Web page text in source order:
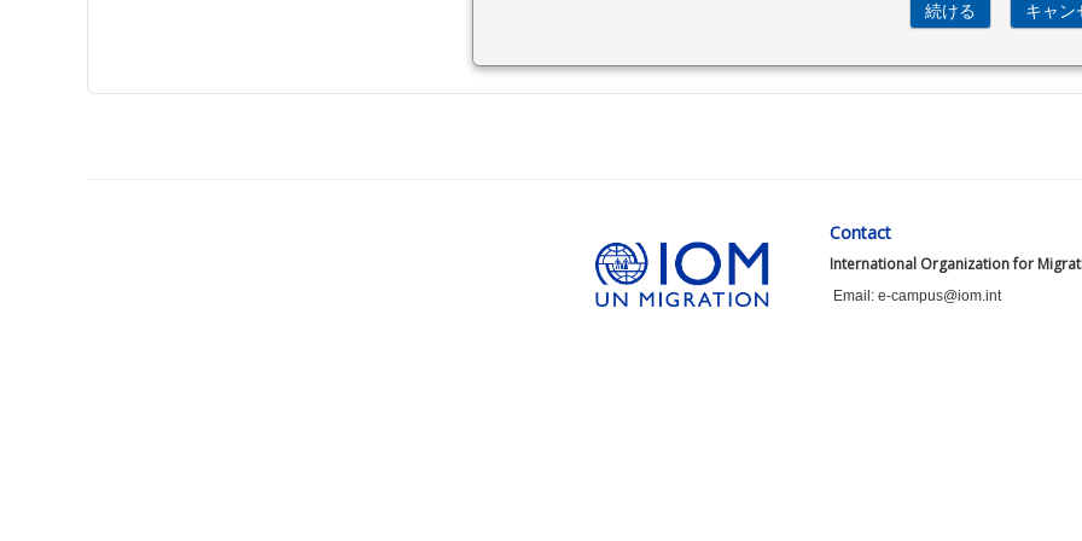
Contact
International Organization for
Email: e-campus@iom.int